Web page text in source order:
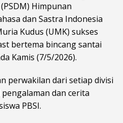
Himpunan
dan Sastra Indonesia
Kudus (UMK) sukses
bertema bincang santai
Kamis (7/5/2026).
perwakilan dari setiap divisi
dan cerita
PBSI.